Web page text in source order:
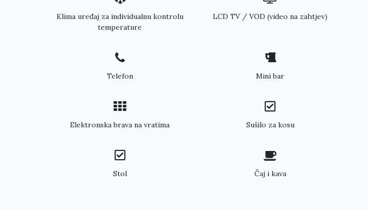
Klima uređaj za individualnu kontrolu
temperature
LCD TV / VOD (video na zahtjev)
Telefon Mini bar
Elektronska brava na vratima Sušilo za kosu
Stol Čaj i kava